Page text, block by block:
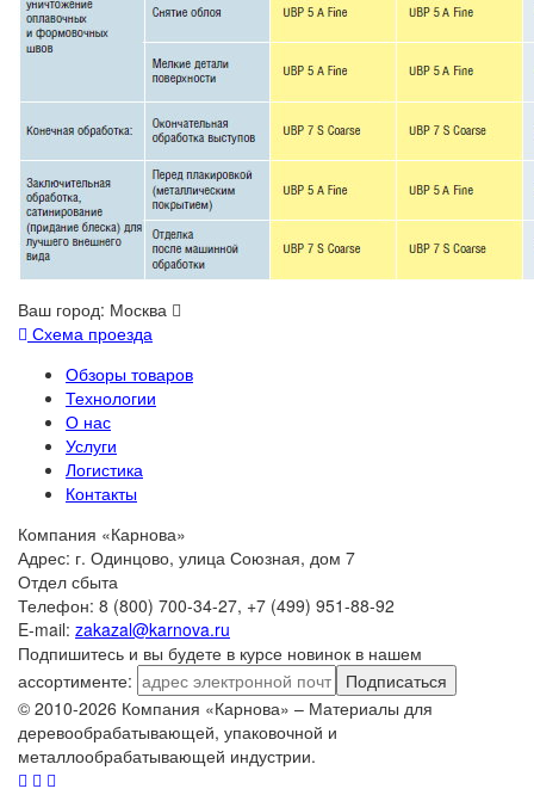
Ваш город: Москва
Схема проезда
Обзоры товаров
Технологии
О нас
Услуги
Логистика
Контакты
Компания «Карнова»
Адрес: г. Одинцово, улица Союзная, дом 7
Отдел сбыта
Телефон: 8 (800) 700-34-27, +7 (499) 951-88-92
E-mail: zakazal@karnova.ru
Подпишитесь и вы будете в курсе новинок в нашем
ассортименте:
Подписаться
© 2010-2026 Компания «Карнова» – Материалы для
деревообрабатывающей, упаковочной и
металлообрабатывающей индустрии.